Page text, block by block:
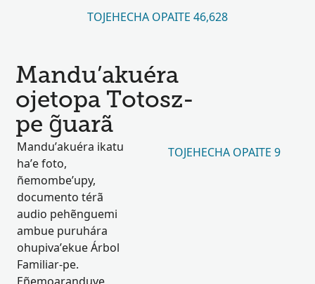
TOJEHECHA OPAITE 46,628
Mandu’akuéra
ojetopa Totosz-
pe g̃uarã
Mandu’akuéra ikatu
ha’e foto,
ñemombe’upy,
documento térã
audio pehẽnguemi
ambue puruhára
ohupiva’ekue Árbol
Familiar-pe.
TOJEHECHA OPAITE 9